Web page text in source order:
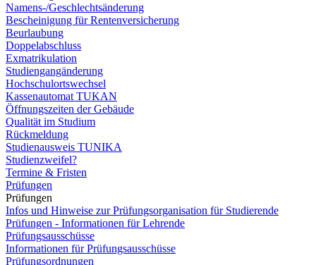
Namens-/Geschlechtsänderung
Bescheinigung für Rentenversicherung
Beurlaubung
Doppelabschluss
Exmatrikulation
Studiengangänderung
Hochschulortswechsel
Kassenautomat TUKAN
Öffnungszeiten der Gebäude
Qualität im Studium
Rückmeldung
Studienausweis TUNIKA
Studienzweifel?
Termine & Fristen
Prüfungen
Prüfungen
Infos und Hinweise zur Prüfungsorganisation für Studierende
Prüfungen - Informationen für Lehrende
Prüfungsausschüsse
Informationen für Prüfungsausschüsse
Prüfungsordnungen